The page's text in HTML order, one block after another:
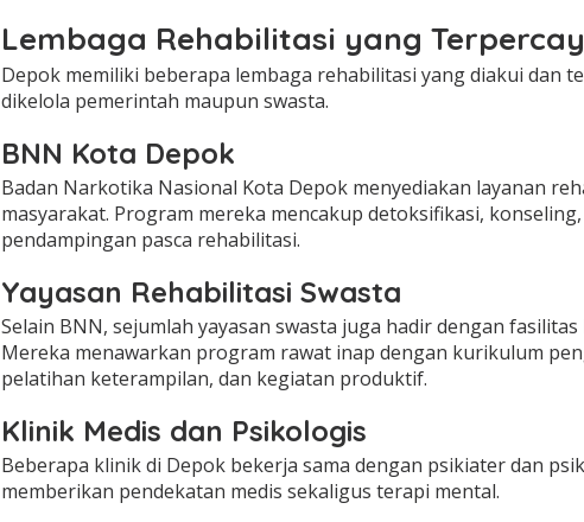
Lembaga Rehabilitasi yang
Depok memiliki beberapa lembaga rehabilitasi yang diakui dan
dikelola pemerintah maupun swasta.
BNN Kota Depok
Badan Narkotika Nasional Kota Depok menyediakan layanan
masyarakat. Program mereka mencakup detoksifikasi,
pendampingan pasca rehabilitasi.
Yayasan Rehabilitasi Swasta
Selain BNN, sejumlah yayasan swasta juga hadir dengan
Mereka menawarkan program rawat inap dengan kurikulum
pelatihan keterampilan, dan kegiatan produktif.
Klinik Medis dan Psikologis
Beberapa klinik di Depok bekerja sama dengan psikiater dan
memberikan pendekatan medis sekaligus terapi mental.